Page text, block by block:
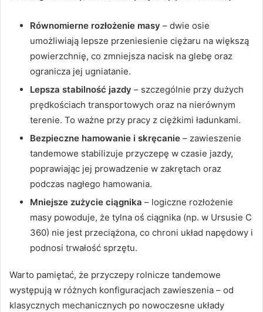
Równomierne rozłożenie masy – dwie osie
umożliwiają lepsze przeniesienie ciężaru na większą
powierzchnię, co zmniejsza nacisk na glebę oraz
ogranicza jej ugniatanie.
Lepsza stabilność jazdy – szczególnie przy dużych
prędkościach transportowych oraz na nierównym
terenie. To ważne przy pracy z ciężkimi ładunkami.
Bezpieczne hamowanie i skręcanie – zawieszenie
tandemowe stabilizuje przyczepę w czasie jazdy,
poprawiając jej prowadzenie w zakrętach oraz
podczas nagłego hamowania.
Mniejsze zużycie ciągnika – logiczne rozłożenie
masy powoduje, że tylna oś ciągnika (np. w Ursusie C
360) nie jest przeciążona, co chroni układ napędowy i
podnosi trwałość sprzętu.
Warto pamiętać, że przyczepy rolnicze tandemowe
występują w różnych konfiguracjach zawieszenia – od
klasycznych mechanicznych po nowoczesne układy